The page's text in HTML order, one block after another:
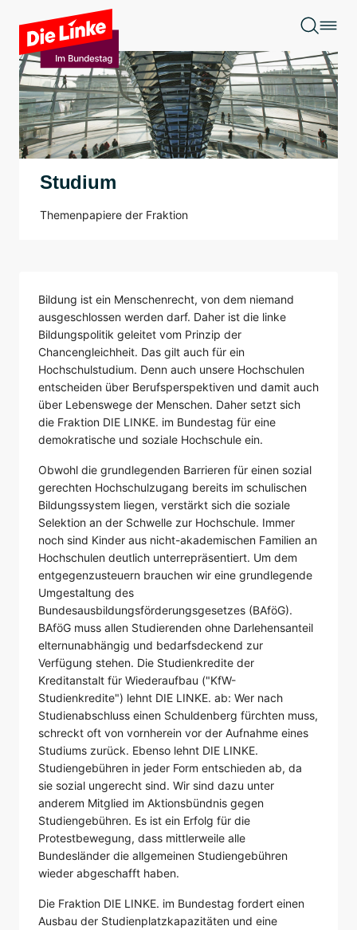
Zum Hauptinhalt springen
Studium
Themenpapiere der Fraktion
Bildung ist ein Menschenrecht, von dem niemand
ausgeschlossen werden darf. Daher ist die linke
Bildungspolitik geleitet vom Prinzip der
Chancengleichheit. Das gilt auch für ein
Hochschulstudium. Denn auch unsere Hochschulen
entscheiden über Berufsperspektiven und damit auch
über Lebenswege der Menschen. Daher setzt sich
die Fraktion DIE LINKE. im Bundestag für eine
demokratische und soziale Hochschule ein.
Obwohl die grundlegenden Barrieren für einen sozial
gerechten Hochschulzugang bereits im schulischen
Bildungssystem liegen, verstärkt sich die soziale
Selektion an der Schwelle zur Hochschule. Immer
noch sind Kinder aus nicht-akademischen Familien an
Hochschulen deutlich unterrepräsentiert. Um dem
entgegenzusteuern brauchen wir eine grundlegende
Umgestaltung des
Bundesausbildungsförderungsgesetzes (BAföG).
BAföG muss allen Studierenden ohne Darlehensanteil
elternunabhängig und bedarfsdeckend zur
Verfügung stehen. Die Studienkredite der
Kreditanstalt für Wiederaufbau ("KfW-
Studienkredite") lehnt DIE LINKE. ab: Wer nach
Studienabschluss einen Schuldenberg fürchten muss,
schreckt oft von vornherein vor der Aufnahme eines
Studiums zurück. Ebenso lehnt DIE LINKE.
Studiengebühren in jeder Form entschieden ab, da
sie sozial ungerecht sind. Wir sind dazu unter
anderem Mitglied im Aktionsbündnis gegen
Studiengebühren. Es ist ein Erfolg für die
Protestbewegung, dass mittlerweile alle
Bundesländer die allgemeinen Studiengebühren
wieder abgeschafft haben.
Die Fraktion DIE LINKE. im Bundestag fordert einen
Ausbau der Studienplatzkapazitäten und eine